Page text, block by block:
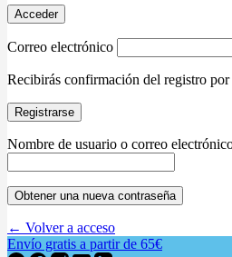
Acceder
Correo electrónico
Recibirás confirmación del registro
Registrarse
Nombre de usuario o correo
Obtener una nueva contraseña
← Volver a acceso
Envío gratis a partir de 65€